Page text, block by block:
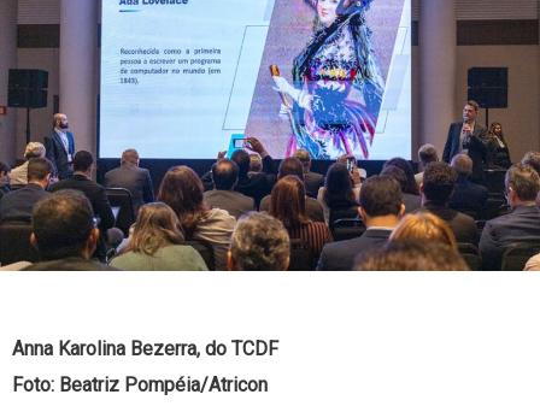
Anna Karolina Bezerra, do TCDF
Foto: Beatriz Pompéia/Atricon